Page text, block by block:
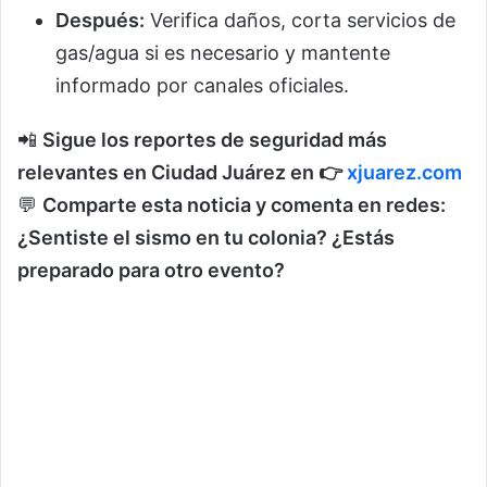
Después: Verifica daños, corta servicios de
gas/agua si es necesario y mantente
informado por canales oficiales.
📲 Sigue los reportes de seguridad más
relevantes en Ciudad Juárez en 👉xjuarez.com
💬 Comparte esta noticia y comenta en redes:
¿Sentiste el sismo en tu colonia? ¿Estás
preparado para otro evento?